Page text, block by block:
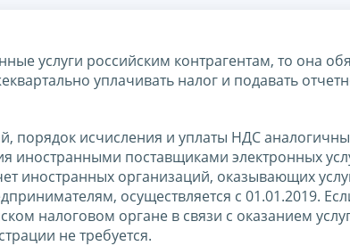
услуги российским контрагентам, то она
уплачивать налог и подавать
порядок исчисления и уплаты НДС аналогичны
поставщиками электронных
иностранных организаций, оказывающих
осуществляется с 01.01.2019.
налоговом органе в связи с оказанием
не требуется.